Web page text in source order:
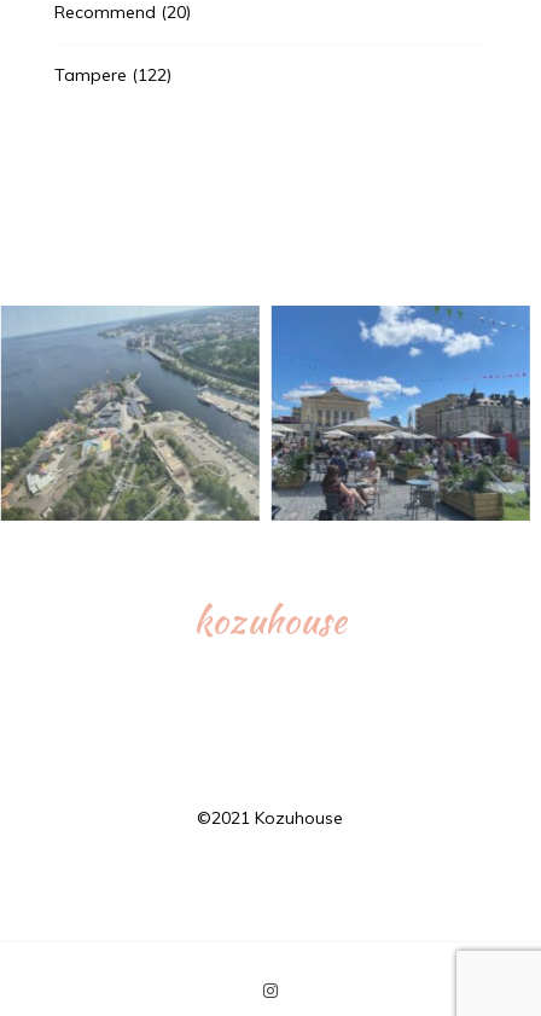
Recommend (20)
Tampere (122)
kozuhouse
©︎2021 Kozuhouse